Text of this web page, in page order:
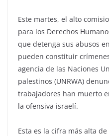
Este martes, el alto
para los Derechos
que detenga sus abusos
pueden constituir
agencia de las Naciones
palestinos (UNRWA)
trabajadores han muerto
la ofensiva israelí.
Esta es la cifra más alta